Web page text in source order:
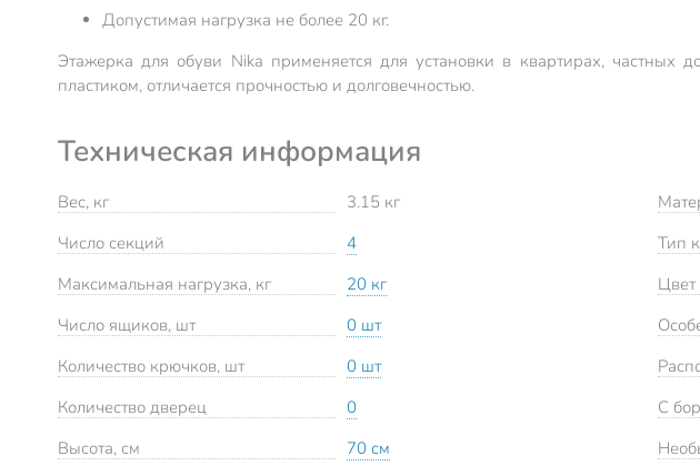
Допустимая нагрузка не более 20 кг.
Этажерка для обуви Nika применяется для установки в квартирах, частных
пластиком, отличается прочностью и долговечностью.
Техническая информация
Вес, кг
3.15 кг
Число секций
4
Максимальная нагрузка, кг
20 кг
Число ящиков, шт
0 шт
Количество крючков, шт
0 шт
Количество дверец
0
Высота, см
70 см
Тип
Цвет
С